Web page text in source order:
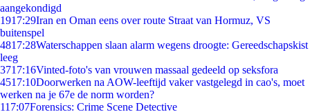
aangekondigd
1917:29Iran en Oman eens over route Straat van Hormuz, VS
buitenspel
4817:28Waterschappen slaan alarm wegens droogte: Gereedschapskist
leeg
3717:16Vinted-foto's van vrouwen massaal gedeeld op seksfora
4517:10Doorwerken na AOW-leeftijd vaker vastgelegd in cao's, moet
werken na je 67e de norm worden?
117:07Forensics: Crime Scene Detective